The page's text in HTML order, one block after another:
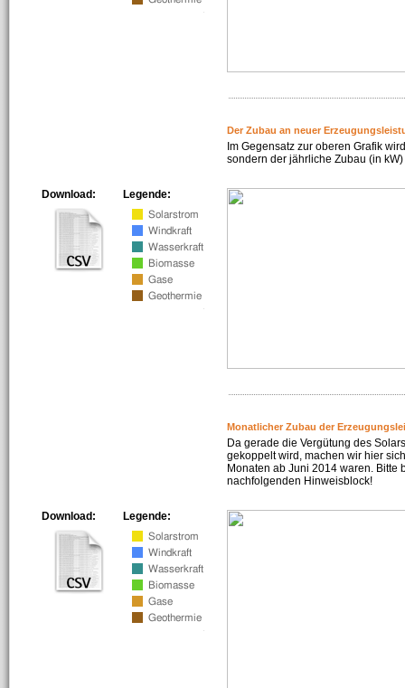
Der Zubau an neuer
Im Gegensatz zur oberen Grafik
sondern der jährliche Zubau (in
Legende:
Download:
Monatlicher Zubau der
Da gerade die Vergütung des
gekoppelt wird, machen wir hier
Monaten ab Juni 2014 waren. Bitte
nachfolgenden Hinweisblock!
Legende:
Download: